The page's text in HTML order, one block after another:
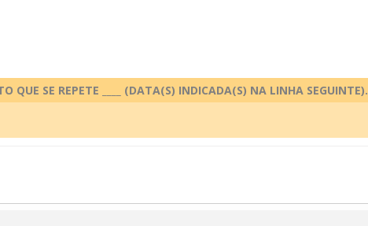
QUE SE REPETE ____ (DATA(S) INDICADA(S) NA LINHA SEGUINTE).